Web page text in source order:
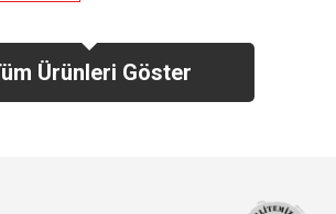
Ürünleri Göster